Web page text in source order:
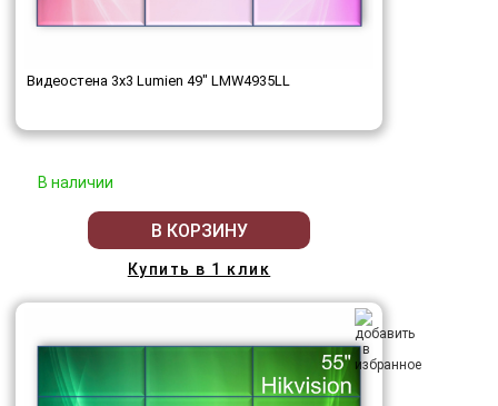
Видеостена 3x3 Lumien 49" LMW4935LL
В наличии
В КОРЗИНУ
Купить в 1 клик